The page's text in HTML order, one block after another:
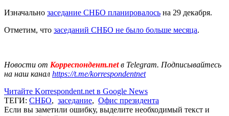
Изначально заседание СНБО планировалось на 29 декабря.
Отметим, что заседаний СНБО не было больше месяца.
Новости от Корреспондент.netв Telegram. Подписывайтесь
на наш канал https://t.me/korrespondentnet
Читайте Korrespondent.net в Google News
ТЕГИ: СНБО, заседание, Офис президента
Если вы заметили ошибку, выделите необходимый текст и